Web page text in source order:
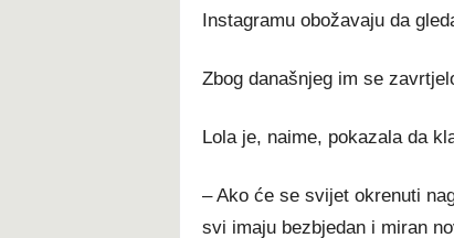
Instagramu obožavaju da
Zbog današnjeg im se
Lola je, naime, pokazala da
– Ako će se svijet okrenuti
svi imaju bezbjedan i miran